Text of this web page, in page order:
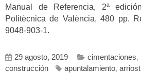
Manual de Referencia, 2ª
Politècnica de València, 480 pp.
9048-903-1.
29 agosto, 2019 cimentaciones,
construcción
apuntalamiento,